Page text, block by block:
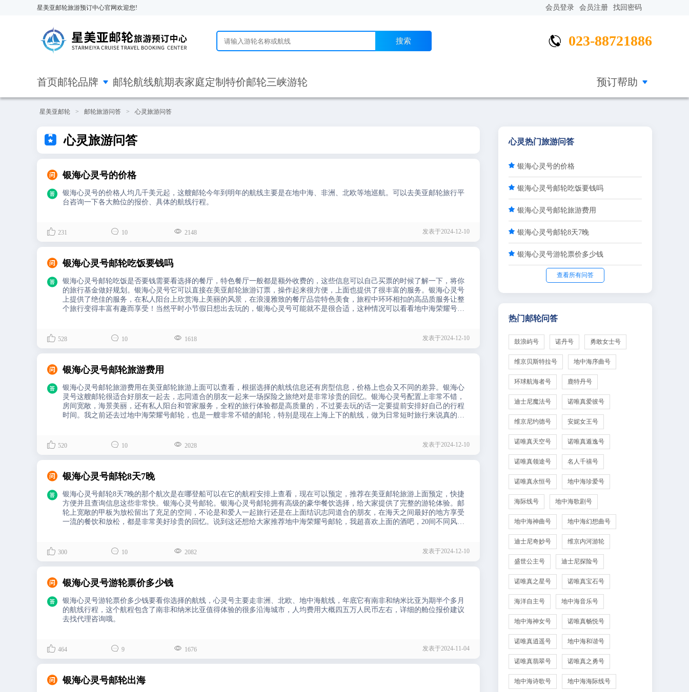
星美亚邮轮旅游预订中心官网欢迎您! 会员登录 会员注册 找回密码
搜索  023-88721886
首页邮轮品牌  邮轮航线航期表家庭定制 特价邮轮三峡游轮 预订帮助 
星美亚邮轮 > 邮轮旅游问答 > 心灵旅游问答
 心灵旅游问答
 银海心灵号的价格

银海心灵号的价格人均几千美元起，这艘邮轮今年到明年的航线主要是在地中海、非洲、北欧等地巡航。可以去美亚邮轮旅行平
台咨询一下各大舱位的报价、具体的航线行程。
 231  10  2148 发表于2024-12-10
 银海心灵号邮轮吃饭要钱吗

银海心灵号邮轮吃饭是否要钱需要看选择的餐厅，特色餐厅一般都是额外收费的，这些信息可以自己买票的时候了解一下，将你
的旅行基金做好规划。银海心灵号它可以直接在美亚邮轮旅游订票，操作起来很方便，上面也提供了很丰富的服务。银海心灵号
上提供了绝佳的服务，在私人阳台上欣赏海上美丽的风景，在浪漫雅致的餐厅品尝特色美食，旅程中环环相扣的高品质服务让整
个旅行变得丰富有趣而享受！当然平时小节假日想出去玩的，银海心灵号可能就不是很合适，这种情况可以看看地中海荣耀号邮
 528  10  1618 发表于2024-12-10
 银海心灵号邮轮旅游费用

银海心灵号邮轮旅游费用在美亚邮轮旅游上面可以查看，根据选择的航线信息还有房型信息，价格上也会又不同的差异。银海心
灵号这艘邮轮很适合好朋友一起去，志同道合的朋友一起来一场探险之旅绝对是非常珍贵的回忆。银海心灵号配置上非常不错，
房间宽敞，海景美丽，还有私人阳台和管家服务，全程的旅行体验都是高质量的，不过要去玩的话一定要提前安排好自己的行程
时间。我之前还去过地中海荣耀号邮轮，也是一艘非常不错的邮轮，特别是现在上海上下的航线，做为日常短时旅行来说真的超
 520  10  2028 发表于2024-12-10
 银海心灵号邮轮8天7晚

银海心灵号邮轮8天7晚的那个航次是在哪登船可以在它的航程安排上查看，现在可以预定，推荐在美亚邮轮旅游上面预定，快捷
方便并且查询信息这些非常快。银海心灵号邮轮。银海心灵号邮轮拥有高级的豪华餐饮选择，给大家提供了完整的游轮体验。邮
轮上宽敞的甲板为放松留出了充足的空间，不论是和爱人一起旅行还是在上面结识志同道合的朋友，在海天之间最好的地方享受
一流的餐饮和放松，都是非常美好珍贵的回忆。说到这还想给大家推荐地中海荣耀号邮轮，我超喜欢上面的酒吧，20间不同风格
 300  10  2082 发表于2024-12-10
 银海心灵号游轮票价多少钱

银海心灵号游轮票价多少钱要看你选择的航线，心灵号主要走非洲、北欧、地中海航线，年底它有南非和纳米比亚为期半个多月
的航线行程，这个航程包含了南非和纳米比亚值得体验的很多沿海城市，人均费用大概四五万人民币左右，详细的舱位报价建议
去找代理咨询哦。
 464  9  1676 发表于2024-11-04
 银海心灵号邮轮出海
心灵热门旅游问答
 银海心灵号的价格
 银海心灵号邮轮吃饭要钱吗
 银海心灵号邮轮旅游费用
 银海心灵号邮轮8天7晚
 银海心灵号游轮票价多少钱
查看所有问答
热门邮轮问答
鼓浪屿号 诺丹号 勇敢女士号
维京贝斯特拉号 地中海序曲号
环球航海者号 鹿特丹号
迪士尼魔法号 诺唯真爱彼号
维京尼约德号 安妮女王号
诺唯真天空号 诺唯真遁逸号
诺唯真领途号 名人千禧号
诺唯真永恒号 地中海珍爱号
海际线号 地中海歌剧号
地中海神曲号 地中海幻想曲号
迪士尼奇妙号 维京内河游轮
盛世公主号 迪士尼探险号
诺唯真之星号 诺唯真宝石号
海洋自主号 地中海音乐号
地中海神女号 诺唯真畅悦号
诺唯真逍遥号 地中海和谐号
诺唯真翡翠号 诺唯真之勇号
地中海诗歌号 地中海海际线号